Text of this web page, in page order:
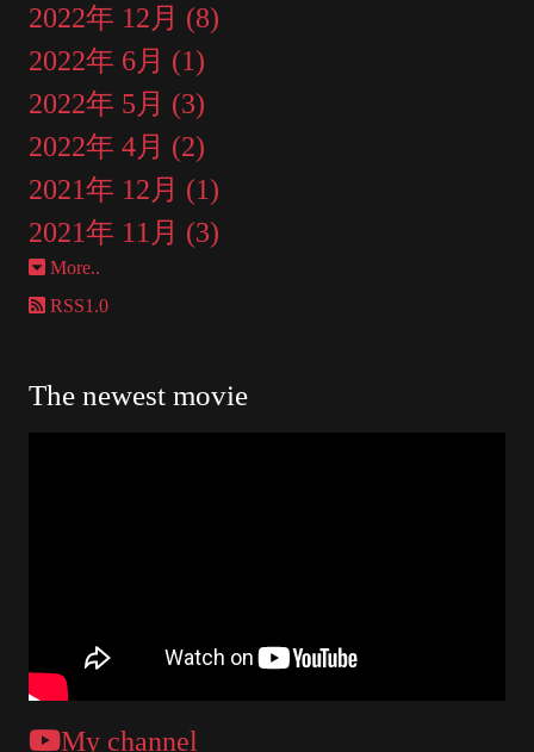
2022年 12月 (8)
2022年 6月 (1)
2022年 5月 (3)
2022年 4月 (2)
2021年 12月 (1)
2021年 11月 (3)
More..
RSS1.0
The newest movie
My channel